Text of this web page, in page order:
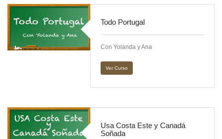
Todo Portugal
Con Yolanda y Ana
Ver Curso
Usa Costa Este y Canadá
Soñada